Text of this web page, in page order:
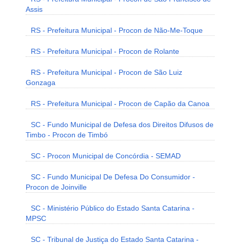
Assis
RS - Prefeitura Municipal - Procon de Não-Me-Toque
RS - Prefeitura Municipal - Procon de Rolante
RS - Prefeitura Municipal - Procon de São Luiz
Gonzaga
RS - Prefeitura Municipal - Procon de Capão da Canoa
SC - Fundo Municipal de Defesa dos Direitos Difusos de
Timbo - Procon de Timbó
SC - Procon Municipal de Concórdia - SEMAD
SC - Fundo Municipal De Defesa Do Consumidor -
Procon de Joinville
SC - Ministério Público do Estado Santa Catarina -
MPSC
SC - Tribunal de Justiça do Estado Santa Catarina -